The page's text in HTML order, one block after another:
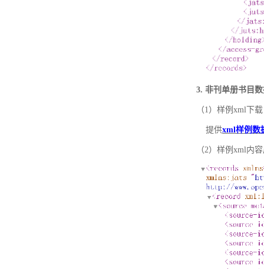
3. 非刊单册书目
（1）样例xml下载
提供xml样例数
（2）样例xml内